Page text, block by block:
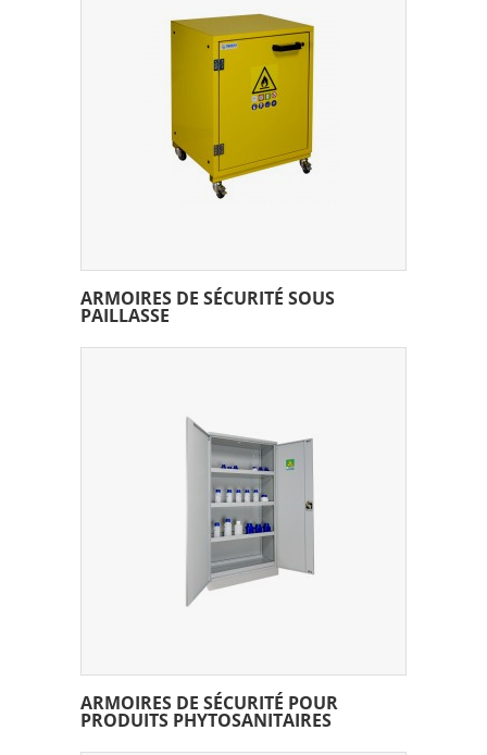
ARMOIRES DE SÉCURITÉ SOUS
PAILLASSE
ARMOIRES DE SÉCURITÉ POUR
PRODUITS PHYTOSANITAIRES